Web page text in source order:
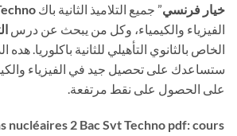
خيار فرنسي” جميع التلاميذ الثانية باك
الفيزياء والكيمياء، وكل من يبحث عن درس
الخاص بالثانوي التأهيلي للثانية باكلوريا.
ستساعدك على تحصيل جيد في الفيزياء
على الحصول على نقط مرتفعة.
nucléaires 2 Bac Svt Techno pdf: cours